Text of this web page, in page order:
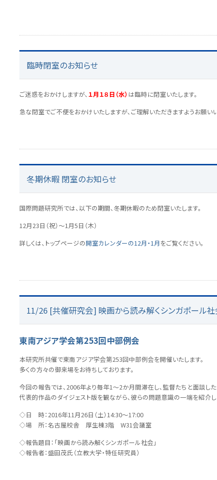
臨時閉室のお知らせ
ご迷惑をおかけしますが、 １月１８日（水） は臨時に閉室いたします。
急な閉室でご不便をおかけいたしますが、ご理解いただきますようお願い
冬期休暇 閉室のお知らせ
国際問題研究所では、以下の期間、冬期休暇のため閉室いたします。
12月23日（祝）～1月5日（木）
詳しくは、トップページの開室カレンダーの12月・1月をご覧ください。
11/26 [共催研究会] 映画から読み解くシンガポール
東南アジア学会第253回中部例会
本研究所共催で東南アジア学会第253回中部例会を開催いたします。
多くの方々の御来場をお待ちしております。
今回の報告では、2006年より毎年1～2か月間滞在し、監督たちと面談し
代表的作品のダイジェスト版を観ながら、彼らの問題意識の一端を紹介し
◇日 時：2016年11月26日（土）14:30～17:00
◇場 所：名古屋校舎 厚生棟3階 W31会議室
◇報告題目：「映画から読み解くシンガポール社会」
◇報告者：盛田茂氏（立教大学・特任研究員）